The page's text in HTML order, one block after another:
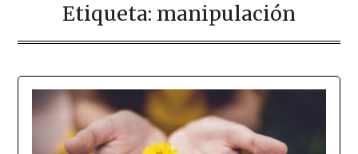
Etiqueta: manipulación